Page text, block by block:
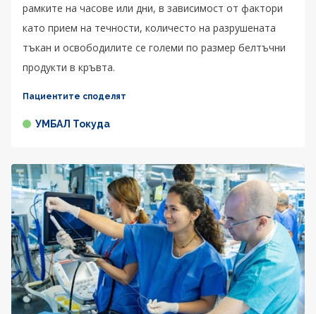
рамките на часове или дни, в зависимост от фактори
като прием на течности, количесто на разрушената
тъкан и освободилите се големи по размер белтъчни
продукти в кръвта.
Пациентите споделят
УМБАЛ Токуда